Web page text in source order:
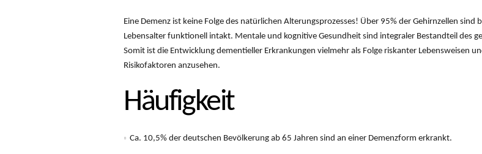
Eine Demenz ist keine Folge des natürlichen Alterungsprozesses! Über 95% der Gehirnzellen sind
Lebensalter funktionell intakt. Mentale und kognitive Gesundheit sind integraler Bestandteil des
Somit ist die Entwicklung dementieller Erkrankungen vielmehr als Folge riskanter Lebensweisen
Risikofaktoren anzusehen.
Häufigkeit
Ca. 10,5% der deutschen Bevölkerung ab 65 Jahren sind an einer Demenzform erkrankt.